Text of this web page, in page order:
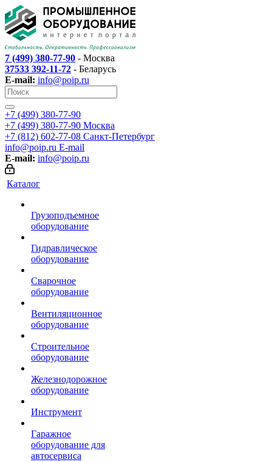
7 (499) 380-77-90 - Москва
37533 392-11-72 - Беларусь
E-mail: info@poip.ru
+7 (499) 380-77-90
+7 (499) 380-77-90 Москва
+7 (812) 602-77-08 Санкт-Петербург
info@poip.ru E-mail
E-mail: info@poip.ru
Каталог
Грузоподъемное
оборудование
Гидравлическое
оборудование
Сварочное
оборудование
Вентиляционное
оборудование
Строительное
оборудование
Железнодорожное
оборудование
Инструмент
Гаражное
оборудование для
автосервиса